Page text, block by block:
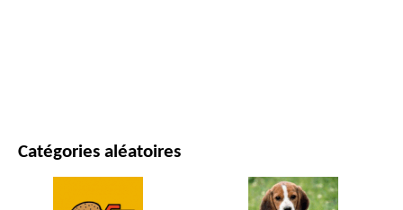
Catégories aléatoires